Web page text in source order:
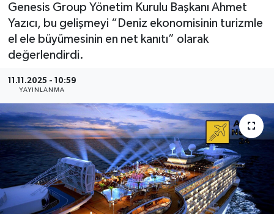
Genesis Group Yönetim Kurulu Başkanı Ahmet
Yazıcı, bu gelişmeyi “Deniz ekonomisinin turizmle
el ele büyümesinin en net kanıtı” olarak
değerlendirdi.
11.11.2025 - 10:59
YAYINLANMA